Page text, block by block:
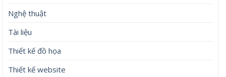
Nghệ thuật
Tài liệu
Thiết kế đồ họa
Thiết kế website